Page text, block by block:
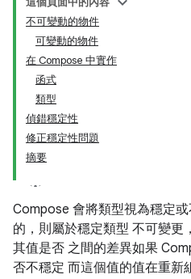
不可變動的物件
可變動的物件
在 Compose 中實作
函式
類型
偵錯穩定性
修正穩定性問題
摘要
Compose 會將類型視為穩定
的，則屬於穩定類型 不可變更
其值是否 之間的差異如果
否不穩定 而這個值的值在重新